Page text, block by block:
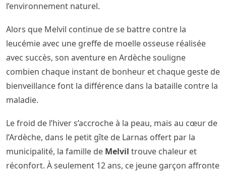
l’environnement naturel.
Alors que Melvil continue de se battre contre la
leucémie avec une greffe de moelle osseuse réalisée
avec succès, son aventure en Ardèche souligne
combien chaque instant de bonheur et chaque geste de
bienveillance font la différence dans la bataille contre la
maladie.
Le froid de l’hiver s’accroche à la peau, mais au cœur de
l’Ardèche, dans le petit gîte de Larnas offert par la
municipalité, la famille de Melvil trouve chaleur et
réconfort. À seulement 12 ans, ce jeune garçon affronte